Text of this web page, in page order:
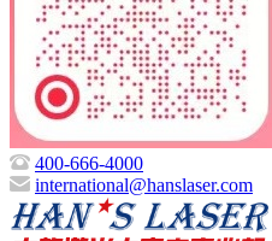
400-666-4000
international@hanslaser.com